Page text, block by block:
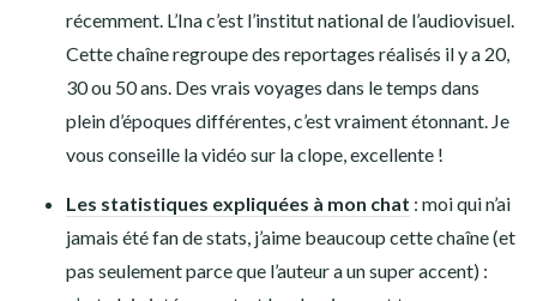
récemment. L’Ina c’est l’institut national de l’audiovisuel.
Cette chaîne regroupe des reportages réalisés il y a 20,
30 ou 50 ans. Des vrais voyages dans le temps dans
plein d’époques différentes, c’est vraiment étonnant. Je
vous conseille la vidéo sur la clope, excellente !
Les statistiques expliquées à mon chat : moi qui n’ai
jamais été fan de stats, j’aime beaucoup cette chaîne (et
pas seulement parce que l’auteur a un super accent) :